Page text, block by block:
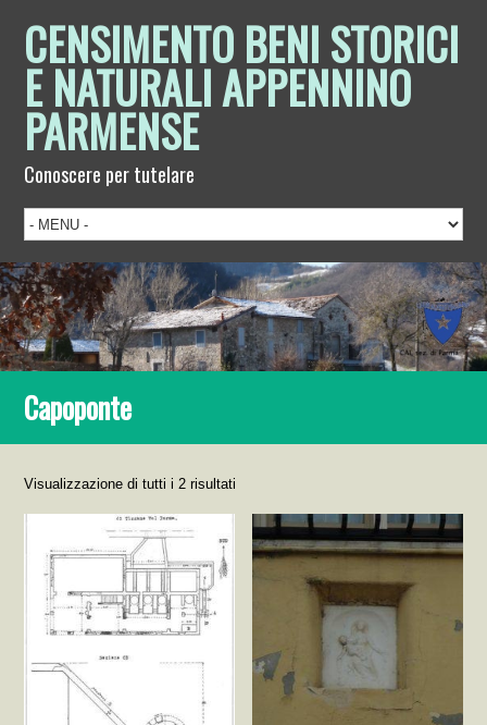
CENSIMENTO BENI STORICI
E NATURALI APPENNINO
PARMENSE
Conoscere per tutelare
Capoponte
Visualizzazione di tutti i 2 risultati